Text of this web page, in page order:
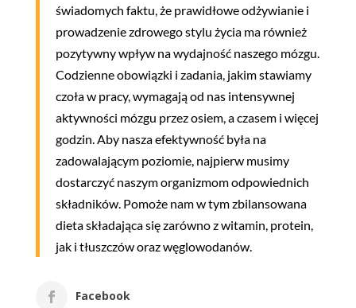
świadomych faktu, że prawidłowe odżywianie i
prowadzenie zdrowego stylu życia ma również
pozytywny wpływ na wydajność naszego mózgu.
Codzienne obowiązki i zadania, jakim stawiamy
czoła w pracy, wymagają od nas intensywnej
aktywności mózgu przez osiem, a czasem i więcej
godzin. Aby nasza efektywność była na
zadowalającym poziomie, najpierw musimy
dostarczyć naszym organizmom odpowiednich
składników. Pomoże nam w tym zbilansowana
dieta składająca się zarówno z witamin, protein,
jak i tłuszczów oraz węglowodanów.
Facebook